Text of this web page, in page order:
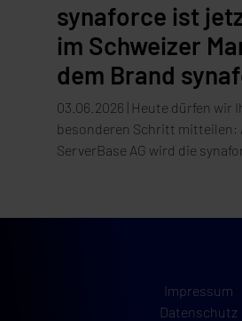
synaforce ist
im Schweizer
dem Brand
präsent!
03.06.2026 | Heute dürfen wir
besonderen Schritt mitteilen:
ServerBase AG wird die
Impressum
Datenschutz